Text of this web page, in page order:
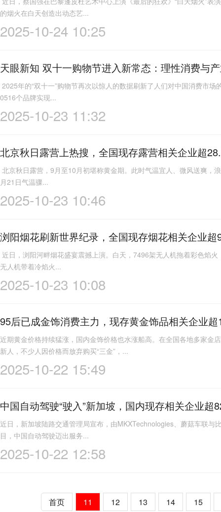
的烟火在白天创造出动态艺...
2025-10-24 10:25
天眼新知 双十一购物节进入新常态：理性消费与
2025年的“双十一”购物节再次以惊人的数据刷新了人们对中国消费市
0516个品牌实现...
2025-10-23 11:32
北京秋日露营上热搜，全国现存露营相关企业超
北京秋日露营，9月至10月初堪称黄金期。此时气温宜人、微风送爽，
月21日气温骤...
2025-10-23 10:46
浏阳烟花刷新世界纪录，全国现存烟花相关企业超
近日，浏阳河畔烟花盛宴震撼上演。白天，7496架无人机拖着彩色焰
无人机带着冷焰火...
2025-10-23 10:08
95后已成金饰消费主力，现存黄金饰品相关企业
近期黄金价格持续猛涨，国内金饰价格也水涨船高。在全国各地多家金
新人，不少人因价格而放弃购买“三金”，...
2025-10-22 15:49
中国自动驾驶“驶入”新加坡，国内现存相关企业超
近日，新加坡陆路交通管理局宣布，由MKXTechnologies、蘑菇车联
目，中国自动驾驶迈出服务...
2025-10-22 12:58
首页 11 12 13 14 15